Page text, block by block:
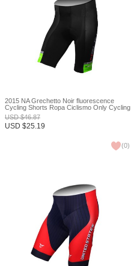
2015 NA Grechetto Noir fluorescence
Cycling Shorts Ropa Ciclismo Only Cycling
Clothing cycle jerseys Ciclismo bicicletas
maillot ciclismo XXS
USD$46.87
USD $25.19
(0)